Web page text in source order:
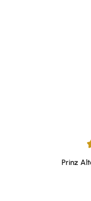
Durchschnittliche
Prinz